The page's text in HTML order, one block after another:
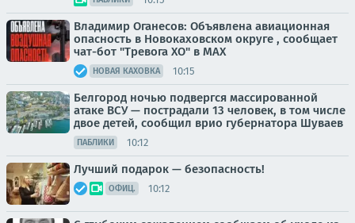
Владимир Оганесов: Объявлена авиационная
опасность в Новокаховском округе , сообщает
чат-бот "Тревога ХО" в MAX
НОВАЯ КАХОВКА 10:15
Белгород ночью подвергся массированной
атаке ВСУ — пострадали 13 человек, в том числе
двое детей, сообщил врио губернатора Шуваев
ПАБЛИКИ 10:12
Лучший подарок — безопасность!
ОФИЦ. 10:12